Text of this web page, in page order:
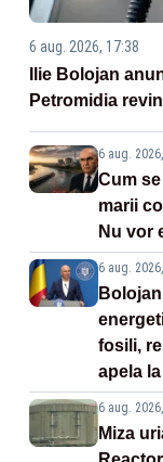
6 aug. 2026, 17:38
Ilie Bolojan
Petromidia
6 aug.
Cum
marii
Nu vor
6 aug.
fosili,
apela
6 aug.
Miza